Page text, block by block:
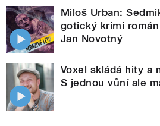
Miloš Urban:
gotický krimi
Jan Novotný
Voxel skládá hity a
S jednou vůní ale